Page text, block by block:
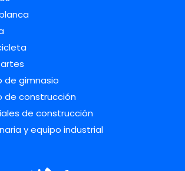
de gimnasio
de construcción
de construcción
y equipo industrial